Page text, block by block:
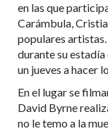
en las que
Carámbula,
populares
durante su estadía
un jueves a hacer
En el lugar se
David Byrne
no le temo a la